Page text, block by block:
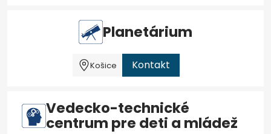
Planetárium
Košice Kontakt
Vedecko-technické
centrum pre deti a mládež